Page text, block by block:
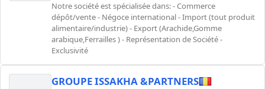
Notre société est spécialisée dans: - Commerce
dépôt/vente - Négoce international - Import (tout produit
alimentaire/industrie) - Export (Arachide,Gomme
arabique,Ferrailles ) - Représentation de Société -
Exclusivité
GROUPE ISSAKHA &PARTNERS